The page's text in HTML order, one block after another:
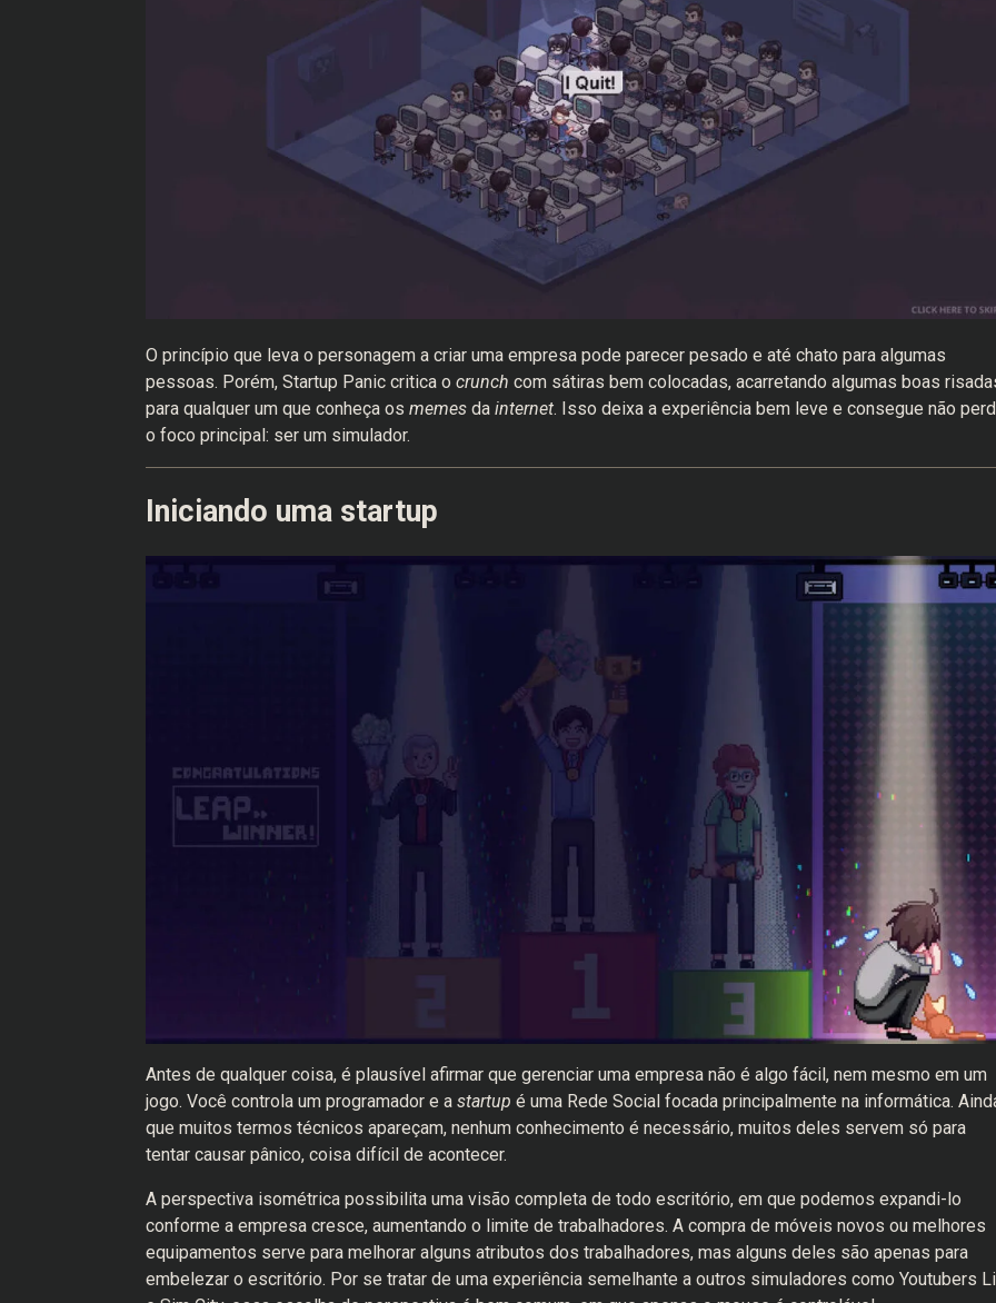
O princípio que leva o personagem a criar uma empresa pode parecer pesado e até chato para algumas
pessoas. Porém, Startup Panic critica o crunch com sátiras bem colocadas, acarretando algumas boas
para qualquer um que conheça os memes da internet. Isso deixa a experiência bem leve e consegue não
o foco principal: ser um simulador.
Iniciando uma startup
Antes de qualquer coisa, é plausível afirmar que gerenciar uma empresa não é algo fácil, nem mesmo em um
jogo. Você controla um programador e a startup é uma Rede Social focada principalmente na informática.
que muitos termos técnicos apareçam, nenhum conhecimento é necessário, muitos deles servem só para
tentar causar pânico, coisa difícil de acontecer.
A perspectiva isométrica possibilita uma visão completa de todo escritório, em que podemos expandi-lo
conforme a empresa cresce, aumentando o limite de trabalhadores. A compra de móveis novos ou melhores
equipamentos serve para melhorar alguns atributos dos trabalhadores, mas alguns deles são apenas para
embelezar o escritório. Por se tratar de uma experiência semelhante a outros simuladores como Youtubers